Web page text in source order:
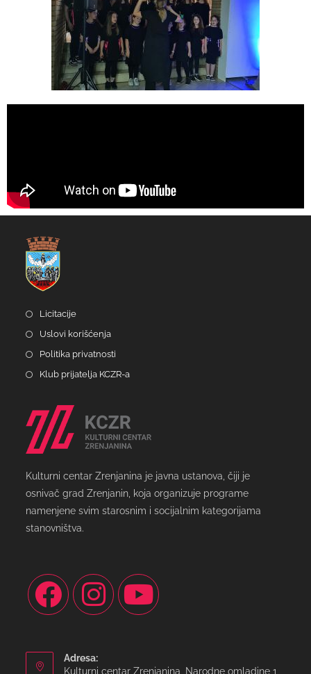
Licitacije
Uslovi korišćenja
Politika privatnosti
Klub prijatelja KCZR-a
Kulturni centar Zrenjanina je javna ustanova, čiji je
osnivač grad Zrenjanin, koja organizuje programe
namenjene svim starosnim i socijalnim kategorijama
stanovništva.
Adresa:
Kulturni centar Zrenjanina, Narodne omladine 1,